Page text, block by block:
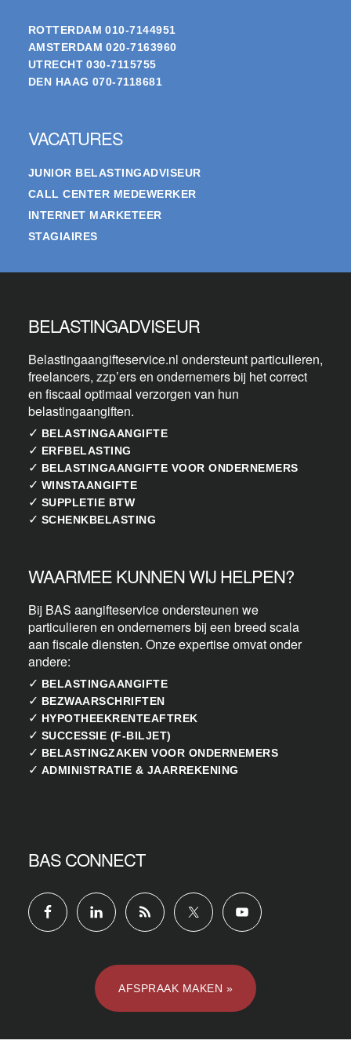
ROTTERDAM 010-7144951
AMSTERDAM 020-7163960
UTRECHT 030-7115755
DEN HAAG 070-7118681
VACATURES
JUNIOR BELASTINGADVISEUR
CALL CENTER MEDEWERKER
INTERNET MARKETEER
STAGIAIRES
BELASTINGADVISEUR
Belastingaangifteservice.nl ondersteunt particulieren,
freelancers, zzp’ers en ondernemers bij het correct
en fiscaal optimaal verzorgen van hun
belastingaangiften.
✓ BELASTINGAANGIFTE
✓ ERFBELASTING
✓ BELASTINGAANGIFTE VOOR ONDERNEMERS
✓ WINSTAANGIFTE
✓ SUPPLETIE BTW
✓ SCHENKBELASTING
WAARMEE KUNNEN WIJ HELPEN?
Bij BAS aangifteservice ondersteunen we
particulieren en ondernemers bij een breed scala
aan fiscale diensten. Onze expertise omvat onder
andere:
✓ BELASTINGAANGIFTE
✓ BEZWAARSCHRIFTEN
✓ HYPOTHEEKRENTEAFTREK
✓ SUCCESSIE (F-BILJET)
✓ BELASTINGZAKEN VOOR ONDERNEMERS
✓ ADMINISTRATIE & JAARREKENING
BAS CONNECT
AFSPRAAK MAKEN »